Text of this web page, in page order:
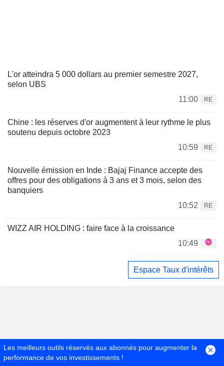
L'or atteindra 5 000 dollars au premier semestre 2027,
selon UBS
11:00
RE
Chine : les réserves d'or augmentent à leur rythme le plus
soutenu depuis octobre 2023
10:59
RE
Nouvelle émission en Inde : Bajaj Finance accepte des
offres pour des obligations à 3 ans et 3 mois, selon des
banquiers
10:52
RE
WIZZ AIR HOLDING : faire face à la croissance
10:49
Espace Taux d'intérêts
Les meilleurs outils réservés aux abonnés pour augmenter la
performance de vos investissements !